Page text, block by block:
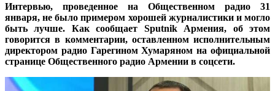
Интервью, проведенное на Общественном радио 31
января, не было примером хорошей журналистики и могло
быть лучше. Как сообщает Sputnik Армения, об этом
говорится в комментарии, оставленном исполнительным
директором радио Гарегином Хумаряном на официальной
странице Общественного радио Армении в соцсети.